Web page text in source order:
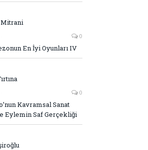
0
En İyi Oyunları IV
0
Kavramsal Sanat
Eylemin Saf Gerçekliği